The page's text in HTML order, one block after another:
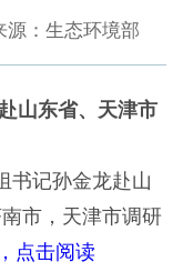
源：生态环境部
山东省、天津市
记孙金龙赴山
市，天津市调研
点击阅读